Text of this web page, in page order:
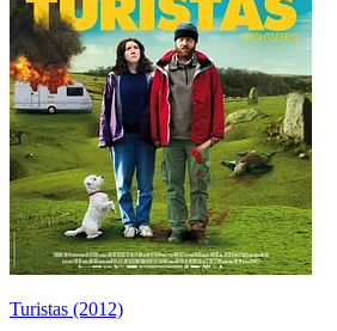
Turistas (2012)